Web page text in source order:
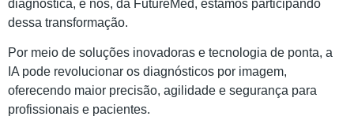
diagnóstica, e nós, da FutureMed, estamos participando
dessa transformação.
Por meio de soluções inovadoras e tecnologia de ponta, a
IA pode revolucionar os diagnósticos por imagem,
oferecendo maior precisão, agilidade e segurança para
profissionais e pacientes.